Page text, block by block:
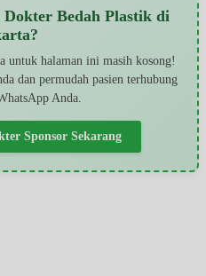
Bedah Plastik di
untuk halaman ini masih kosong!
dan permudah pasien terhubung
Anda.
Sponsor Sekarang